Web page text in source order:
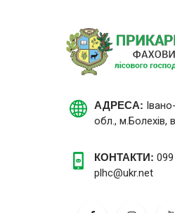
АДРЕСА:
обл., м.Болехів,
КОНТАКТИ:
plhc@ukr.net